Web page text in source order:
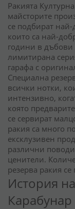
Ракията
майсторите
се подбират
които са най-
години в дъбови
лимитирана
гарафа с
Специална
всички нотки,
интензивно,
която
се сервират
ракия са много
ексклузивен
различни
ценители.
резерва ракия
История
Карабунар